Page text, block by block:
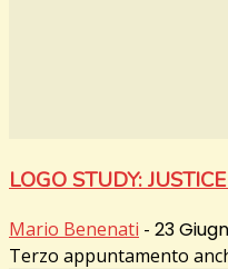
LOGO STUDY:
Mario Benenati - 23
Terzo appuntamento